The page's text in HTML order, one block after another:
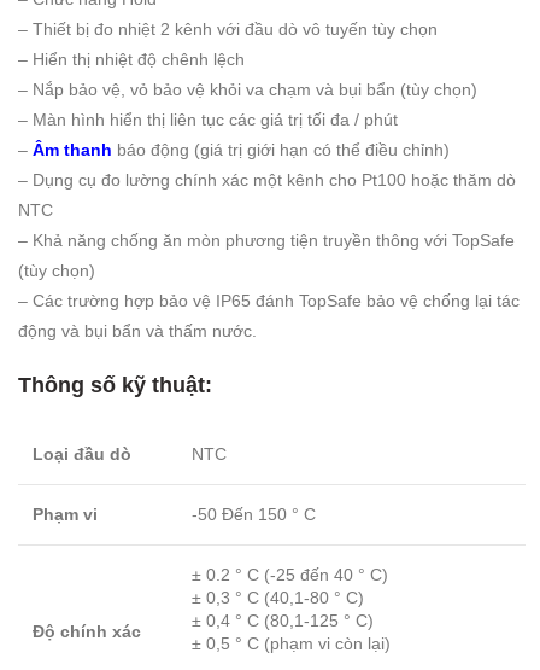
– Thiết bị đo nhiệt 2 kênh với đầu dò vô tuyến tùy chọn
– Hiển thị nhiệt độ chênh lệch
– Nắp bảo vệ, vỏ bảo vệ khỏi va chạm và bụi bẩn (tùy chọn)
– Màn hình hiển thị liên tục các giá trị tối đa / phút
– Âm thanh báo động (giá trị giới hạn có thể điều chỉnh)
– Dụng cụ đo lường chính xác một kênh cho Pt100 hoặc thăm dò
NTC
– Khả năng chống ăn mòn phương tiện truyền thông với TopSafe
(tùy chọn)
– Các trường hợp bảo vệ IP65 đánh TopSafe bảo vệ chống lại tác
động và bụi bẩn và thấm nước.
Thông số kỹ thuật:
Loại đầu dò NTC
Phạm vi -50 Đến 150 ° C
Độ chính xác
± 0.2 ° C (-25 đến 40 ° C)
± 0,3 ° C (40,1-80 ° C)
± 0,4 ° C (80,1-125 ° C)
± 0,5 ° C (phạm vi còn lại)